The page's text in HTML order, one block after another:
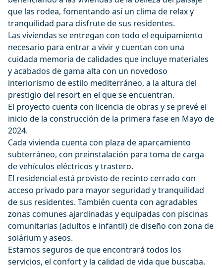
que las rodea, fomentando así un clima de relax y
tranquilidad para disfrute de sus residentes.
Las viviendas se entregan con todo el equipamiento
necesario para entrar a vivir y cuentan con una
cuidada memoria de calidades que incluye materiales
y acabados de gama alta con un novedoso
interiorismo de estilo mediterráneo, a la altura del
prestigio del resort en el que se encuentran.
El proyecto cuenta con licencia de obras y se prevé el
inicio de la construcción de la primera fase en Mayo de
2024.
Cada vivienda cuenta con plaza de aparcamiento
subterráneo, con preinstalación para toma de carga
de vehículos eléctricos y trastero.
El residencial está provisto de recinto cerrado con
acceso privado para mayor seguridad y tranquilidad
de sus residentes. También cuenta con agradables
zonas comunes ajardinadas y equipadas con piscinas
comunitarias (adultos e infantil) de diseño con zona de
solárium y aseos.
Estamos seguros de que encontrará todos los
servicios, el confort y la calidad de vida que buscaba.